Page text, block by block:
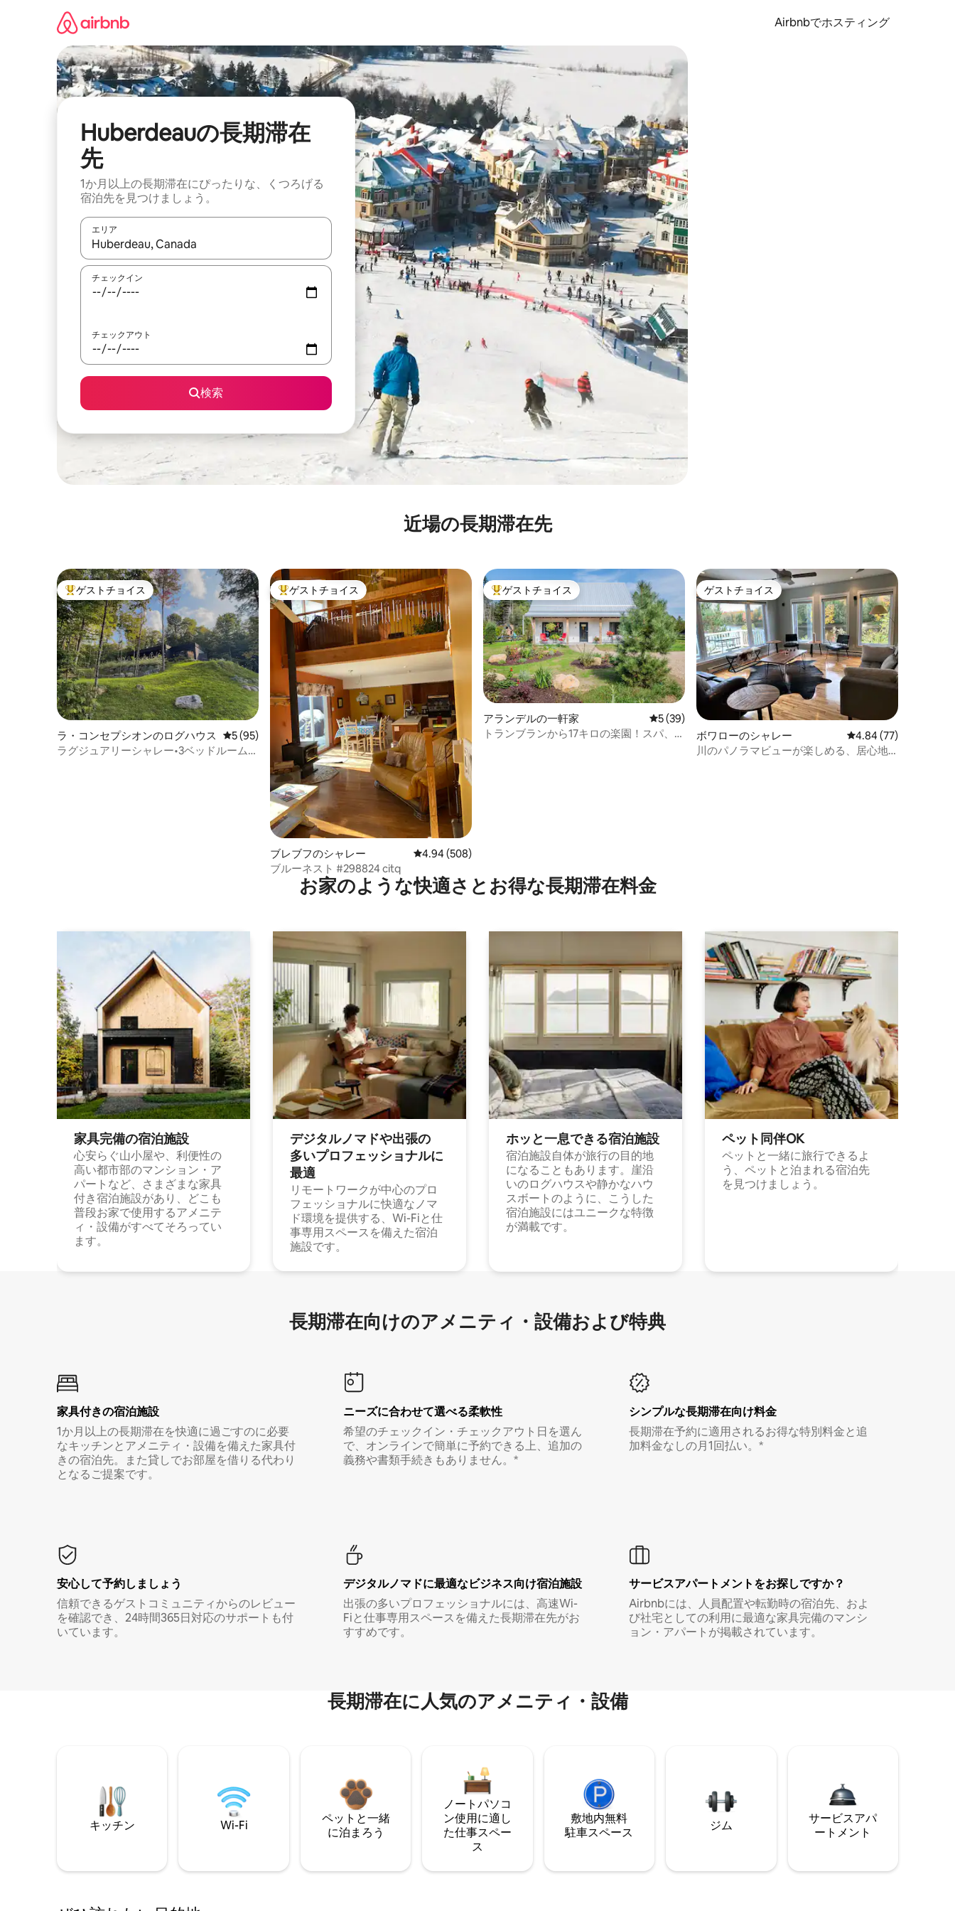
Airbnbでホスティング
Huberdeauの長期滞在
先
1か月以上の長期滞在にぴったりな、くつろげる
宿泊先を見つけましょう。
エリア
検索結果が表示されたら、上下の矢印キーを使って移動するか、画面をタッチまたはスワイプして検索結果を確認することができます。
チェックイン
チェックアウト
検索
近場の長期滞在先
大好評のゲストチョイスです。
ゲストチョイス
ラ・コンセプシオンのログハウス レビュー95件、5つ星中5つ星の平均評価
5 (95)
ラグジュアリーシャレー•3ベッドルーム、
大好評のゲストチョイスです。
ゲストチョイス
ブレブフのシャレー レビュー508件、5つ星中4.94つ星の平均評価
4.94 (508)
ブルーネスト #298824 citq
大好評のゲストチョイスです。
ゲストチョイス
アランデルの一軒家 レビュー39件、5つ星中5つ星の平均評価
5 (39)
トランブランから17キロの楽園！スパ、ゴ
ゲストチョイス
ゲストチョイス
ボワローのシャレー レビュー77件、5つ星
4.84 (77)
川のパノラマビューが楽しめる、居心地
お家のような快⁠適⁠さ⁠とお⁠得⁠な長⁠期⁠滞⁠在料⁠金
家具完備の宿⁠泊⁠施⁠設
心安らぐ山小屋や、利便性の
高い都市部のマンション・ア
パートなど、さまざまな家具
付き宿泊施設があり、どこも
普段お家で使用するアメニテ
ィ・設備がすべてそろってい
ます。
デジタルノマドや出⁠張⁠の
多⁠いプ⁠ロ⁠フ⁠ェ⁠ッ⁠シ⁠ョ⁠ナ⁠ル⁠に
最⁠適
リモートワークが中心のプロ
フェッショナルに快適なノマ
ド環境を提供する、Wi-Fiと仕
事専用スペースを備えた宿泊
施設です。
ホッと一⁠息⁠で⁠き⁠る宿⁠泊施⁠設
宿泊施設自体が旅行の目的地
になることもあります。崖沿
いのログハウスや静かなハウ
スボートのように、こうした
宿泊施設にはユニークな特徴
が満載です。
ペット同⁠伴OK
ペットと一緒に旅行できるよ
う、ペットと泊まれる宿泊先
を見つけましょう。
長期滞在向け⁠のア⁠メ⁠ニ⁠テ⁠ィ⁠・設⁠備⁠および特⁠典
家具付き⁠の宿⁠泊⁠施⁠設
1か月以上の長期滞在を快適に過ごすのに必要
なキッチンとアメニティ・設備を備えた家具付
きの宿泊先。また貸しでお部屋を借りる代わり
となるご提案です。
ニーズに合わせて選べる柔軟性
希望のチェックイン・チェックアウト日を選ん
で、オンラインで簡単に予約できる上、追加の
義務や書類手続きもありません。*
シンプルな長期滞在向け料金
長期滞在予約に適用されるお得な特別料金と追
加料金なしの月1回払い。*
安心して予約しましょう
信頼できるゲストコミュニティからのレビュー
を確認でき、24時間365日対応のサポートも付
いています。
デジタルノマド⁠に最⁠適⁠なビ⁠ジ⁠ネ⁠ス⁠向⁠け宿⁠泊⁠施⁠設
出張の多いプロフェッショナルには、高速Wi-
Fiと仕事専用スペースを備えた長期滞在先がお
すすめです。
サービスアパートメントをお探しですか？
Airbnbには、人員配置や転勤時の宿泊先、およ
び社宅としての利用に最適な家具完備のマンシ
ョン・アパートが掲載されています。
長期滞在に人気のアメニティ・設備
キッチン Wi-Fi
ペットと一緒
に泊まろう
ノートパソコ
ン使用に適し
た仕事スペー
ス
敷地内無料
駐⁠車ス⁠ペ⁠ー⁠ス
ジム
サービスアパ
ートメント